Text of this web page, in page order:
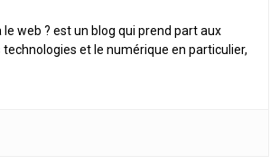
web ? est un blog qui prend part aux
et le numérique en particulier,